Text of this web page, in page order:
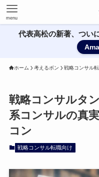
menu
代表高松の新著、つい
ホーム 考えるボン 戦略コンサル
戦略コンサルタ
系コンサルの真
コン
戦略コンサル転職向け